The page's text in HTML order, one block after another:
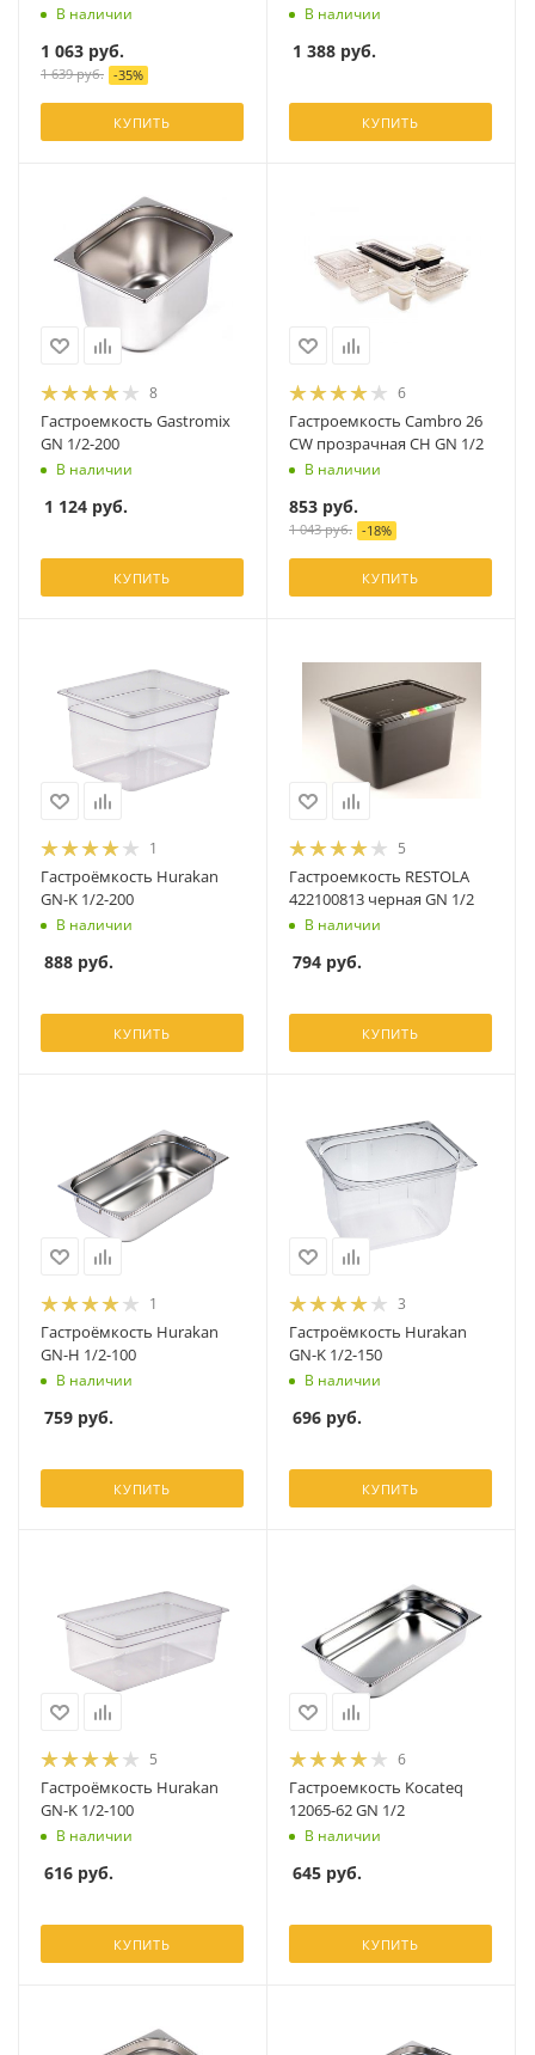
В наличии
1 063 руб.
1 639руб. -35%
КУПИТЬ
В наличии
1 388 руб.
КУПИТЬ
8
Гастроемкость Gastromix
GN 1/2-200
В наличии
1 124 руб.
КУПИТЬ
6
Гастроемкость Cambro 26
CW прозрачная CH GN 1/2
В наличии
853 руб.
1 043руб. -18%
КУПИТЬ
1
Гастроёмкость Hurakan
GN-K 1/2-200
В наличии
888 руб.
КУПИТЬ
5
Гастроемкость RESTOLA
422100813 черная GN 1/2
В наличии
794 руб.
КУПИТЬ
1
Гастроёмкость Hurakan
GN-H 1/2-100
В наличии
759 руб.
КУПИТЬ
3
Гастроёмкость Hurakan
GN-K 1/2-150
В наличии
696 руб.
КУПИТЬ
5
Гастроёмкость Hurakan
GN-K 1/2-100
В наличии
616 руб.
КУПИТЬ
6
Гастроемкость Kocateq
12065-62 GN 1/2
В наличии
645 руб.
КУПИТЬ